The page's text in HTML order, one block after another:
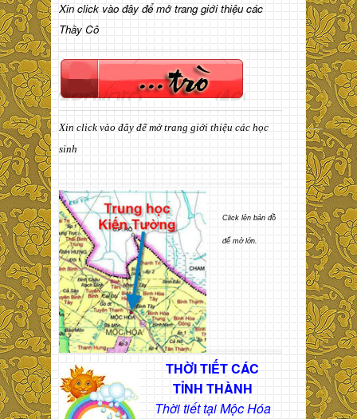
Xin click vào đây để mở trang giới thiệu các
Thầy Cô
Xin click vào đây để mở trang giới thiệu các học
sinh
Click lên bản đồ
để mở lớn.
THỜI TIẾT CÁC
TỈNH THÀNH
Thời tiết tại Mộc Hóa